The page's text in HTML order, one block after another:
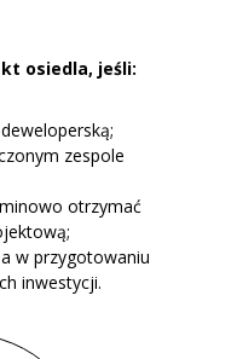
osiedla, jeśli:
zespole
otrzymać
w przygotowaniu
inwestycji.